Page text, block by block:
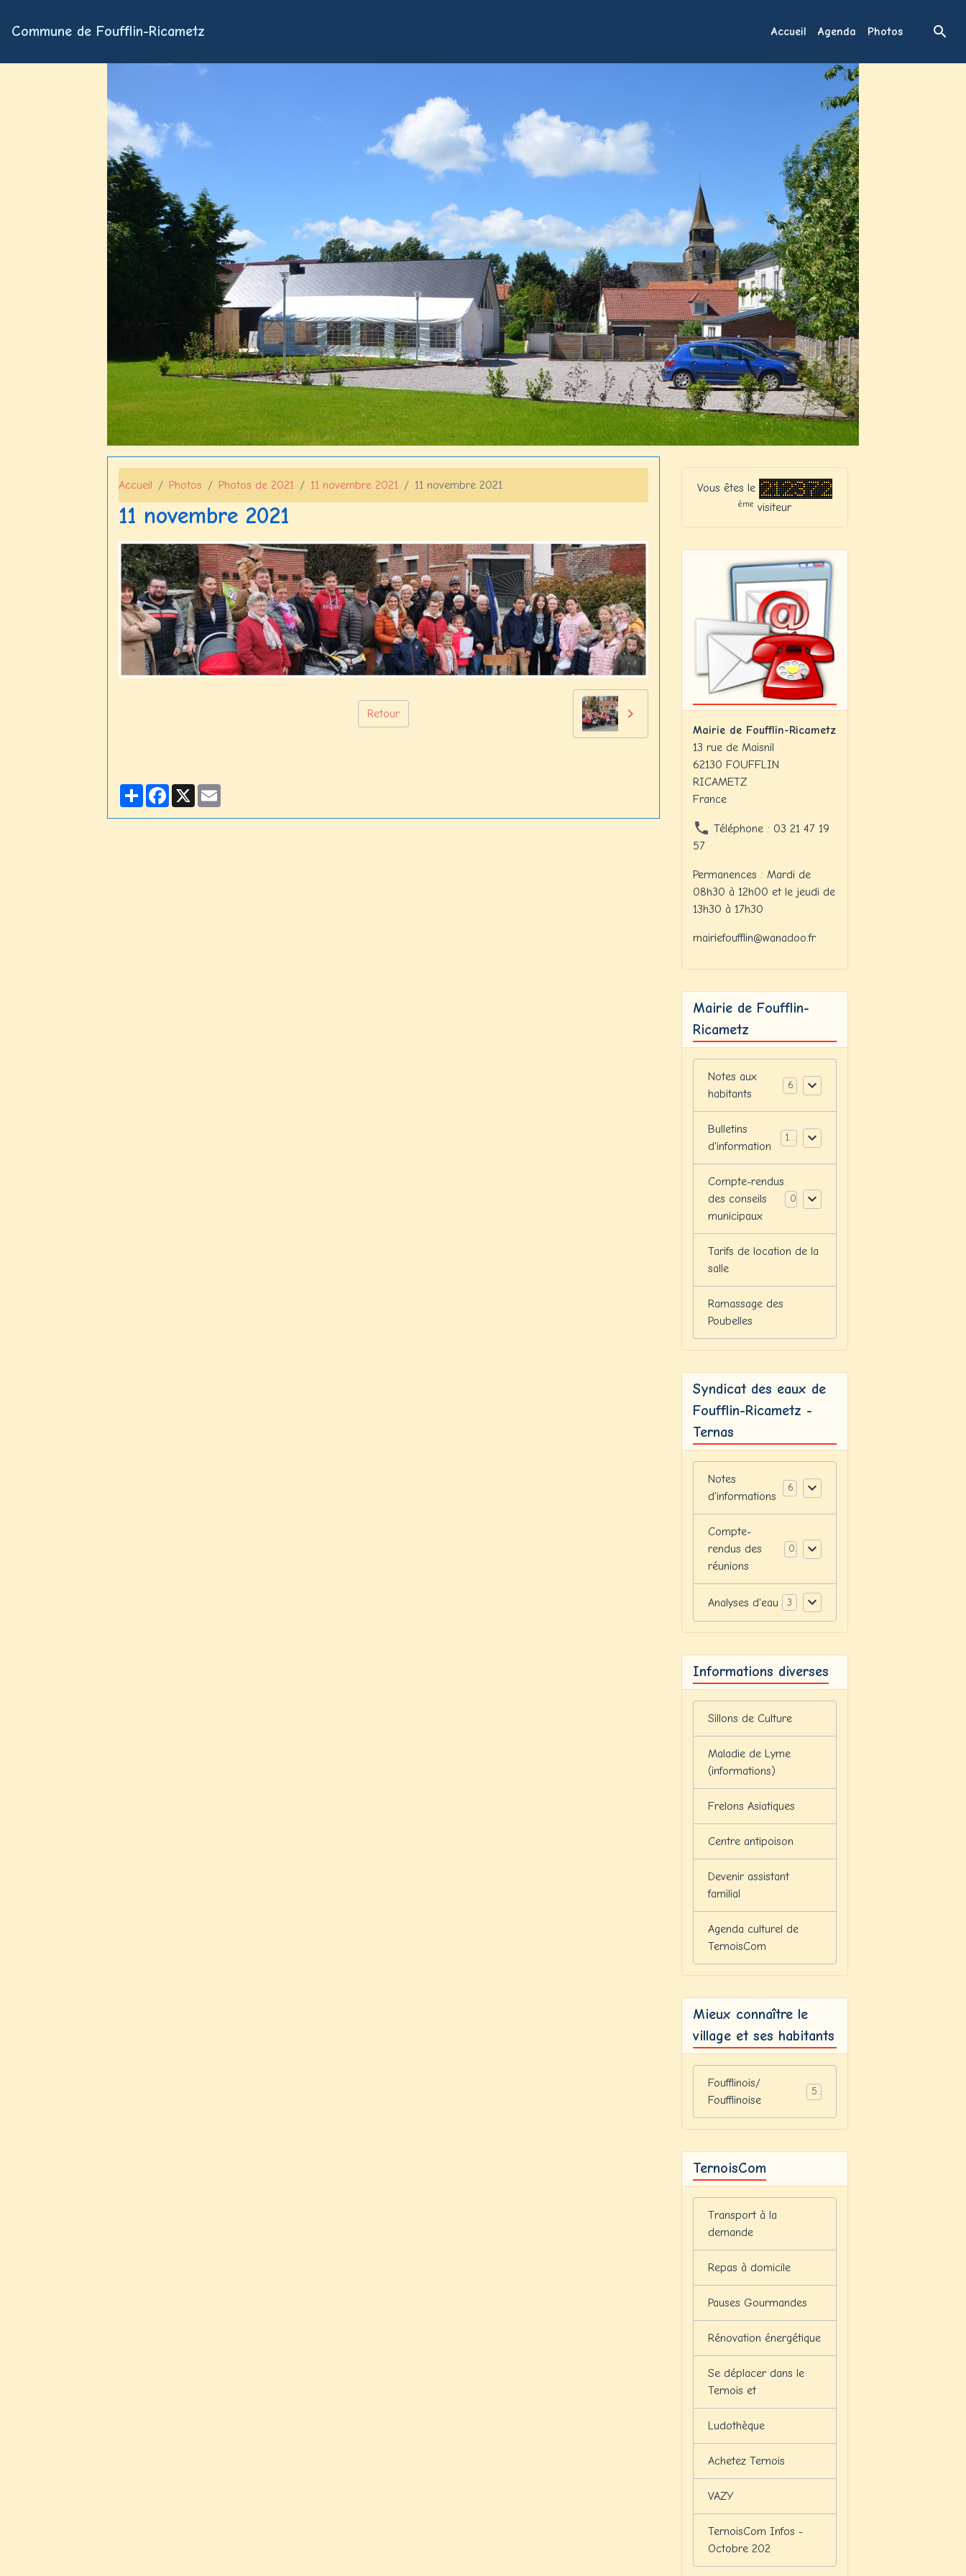
Commune de Foufflin-Ricametz Accueil Agenda Photos
Accueil Photos Photos de 2021 11 novembre 2021 11 novembre 2021
11 novembre 2021
Retour
PartagerFacebook
X
Vous êtes le
ème visiteur
Mairie de Foufflin-Ricametz
13 rue de Maisnil
62130 FOUFFLIN
RICAMETZ
France
Téléphone : 03 21 47 19
57
Permanences : Mardi de
08h30 à 12h00 et le jeudi de
13h30 à 17h30
mairiefoufflin@wanadoo.fr
Mairie de Foufflin-
Ricametz
Notes aux
habitants
6
Bulletins
d'information
12
Compte-rendus
des conseils
municipaux
Tarifs de location de la
salle
Ramassage des
Poubelles
Syndicat des eaux de
Foufflin-Ricametz -
Ternas
Notes
d'informations
6
Compte-
rendus des
réunions
0
Analyses d'eau 3
Informations diverses
Sillons de Culture
Maladie de Lyme
(informations)
Frelons Asiatiques
Centre antipoison
Devenir assistant
familial
Agenda culturel de
TernoisCom
Mieux connaître le
village et ses habitants
Foufflinois/
Foufflinoise
5
TernoisCom
Transport à la
demande
Repas à domicile
Pauses Gourmandes
Rénovation énergétique
Se déplacer dans le
Ternois et
Ludothèque
Achetez Ternois
VAZY
TernoisCom Infos -
Octobre 202